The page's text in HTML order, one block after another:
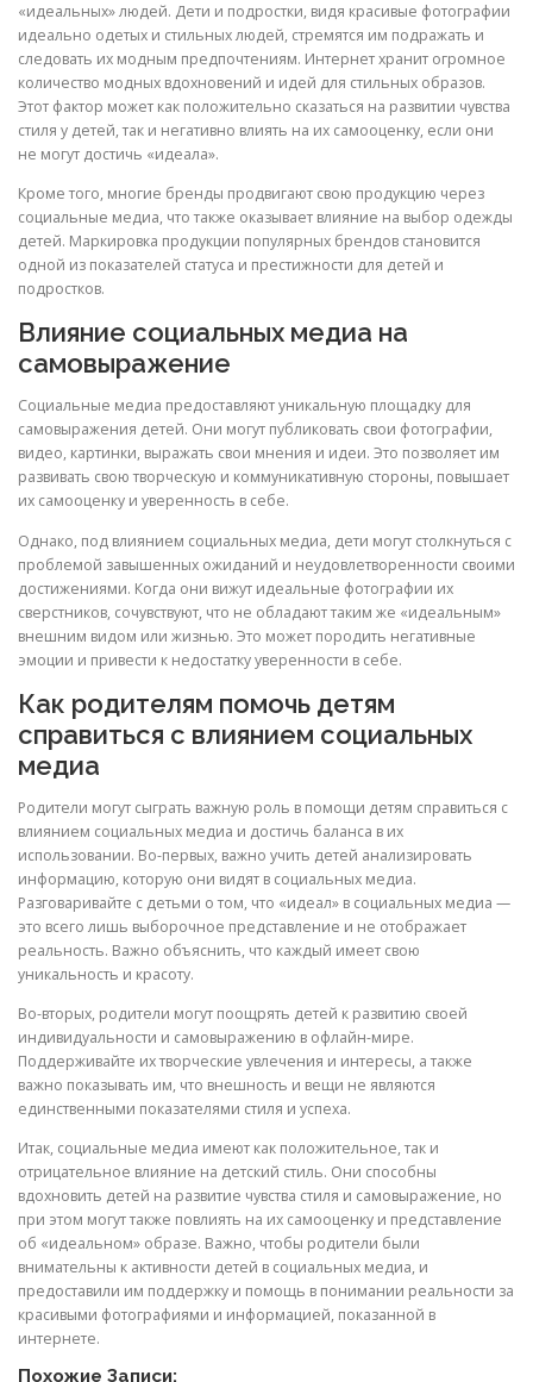
«идеальных» людей. Дети и подростки, видя красивые фотографии
идеально одетых и стильных людей, стремятся им подражать и
следовать их модным предпочтениям. Интернет хранит огромное
количество модных вдохновений и идей для стильных образов.
Этот фактор может как положительно сказаться на развитии чувства
стиля у детей, так и негативно влиять на их самооценку, если они
не могут достичь «идеала».
Кроме того, многие бренды продвигают свою продукцию через
социальные медиа, что также оказывает влияние на выбор одежды
детей. Маркировка продукции популярных брендов становится
одной из показателей статуса и престижности для детей и
подростков.
Влияние социальных медиа на
самовыражение
Социальные медиа предоставляют уникальную площадку для
самовыражения детей. Они могут публиковать свои фотографии,
видео, картинки, выражать свои мнения и идеи. Это позволяет им
развивать свою творческую и коммуникативную стороны, повышает
их самооценку и уверенность в себе.
Однако, под влиянием социальных медиа, дети могут столкнуться с
проблемой завышенных ожиданий и неудовлетворенности своими
достижениями. Когда они вижут идеальные фотографии их
сверстников, сочувствуют, что не обладают таким же «идеальным»
внешним видом или жизнью. Это может породить негативные
эмоции и привести к недостатку уверенности в себе.
Как родителям помочь детям
справиться с влиянием социальных
медиа
Родители могут сыграть важную роль в помощи детям справиться с
влиянием социальных медиа и достичь баланса в их
использовании. Во-первых, важно учить детей анализировать
информацию, которую они видят в социальных медиа.
Разговаривайте с детьми о том, что «идеал» в социальных медиа —
это всего лишь выборочное представление и не отображает
реальность. Важно объяснить, что каждый имеет свою
уникальность и красоту.
Во-вторых, родители могут поощрять детей к развитию своей
индивидуальности и самовыражению в офлайн-мире.
Поддерживайте их творческие увлечения и интересы, а также
важно показывать им, что внешность и вещи не являются
единственными показателями стиля и успеха.
Итак, социальные медиа имеют как положительное, так и
отрицательное влияние на детский стиль. Они способны
вдохновить детей на развитие чувства стиля и самовыражение, но
при этом могут также повлиять на их самооценку и представление
об «идеальном» образе. Важно, чтобы родители были
внимательны к активности детей в социальных медиа, и
предоставили им поддержку и помощь в понимании реальности за
красивыми фотографиями и информацией, показанной в
интернете.
Похожие Записи: